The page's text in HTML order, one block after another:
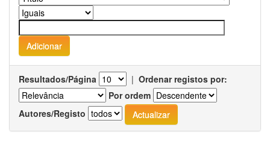
Resultados/Página | Ordenar registos por:
Por ordem
Autores/Registo